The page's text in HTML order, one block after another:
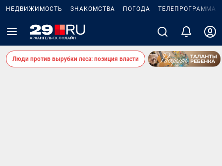
НЕДВИЖИМОСТЬ ЗНАКОМСТВА ПОГОДА ТЕЛЕПРОГРАММА
Люди против вырубки леса: позиция власти